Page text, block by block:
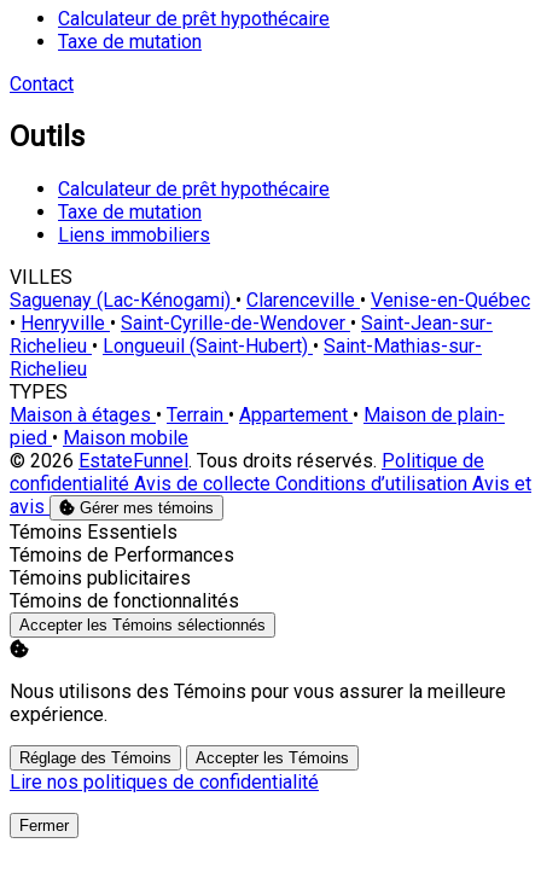
Calculateur de prêt hypothécaire
Taxe de mutation
Contact
Outils
Calculateur de prêt hypothécaire
Taxe de mutation
Liens immobiliers
VILLES
Saguenay (Lac-Kénogami) • Clarenceville • Venise-en-Québec
• Henryville • Saint-Cyrille-de-Wendover • Saint-Jean-sur-
Richelieu • Longueuil (Saint-Hubert) • Saint-Mathias-sur-
Richelieu
TYPES
Maison à étages • Terrain • Appartement • Maison de plain-
pied • Maison mobile
© 2026 EstateFunnel. Tous droits réservés. Politique de
confidentialité Avis de collecte Conditions d’utilisation Avis et
avis
Gérer mes témoins
Activer
Témoins Essentiels
Activer
Témoins de Performances
Activer
Témoins publicitaires
Activer
Témoins de fonctionnalités
Accepter les Témoins sélectionnés
Nous utilisons des Témoins pour vous assurer la meilleure
expérience.
Réglage des Témoins Accepter les Témoins
Lire nos politiques de confidentialité
Fermer